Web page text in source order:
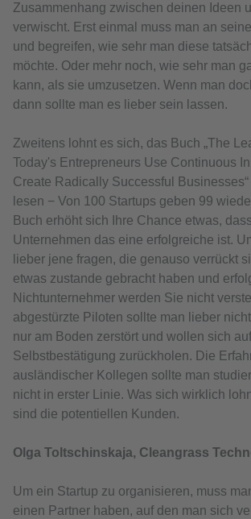
Zusammenhang zwischen deinen Ideen
verwischt. Erst einmal muss man an
und begreifen, wie sehr man diese
möchte. Oder mehr noch, wie sehr man
kann, als sie umzusetzen. Wenn man
dann sollte man es lieber sein lassen.
Zweitens lohnt es sich, das Buch „The
Today's Entrepreneurs Use Continuous
Create Radically Successful
lesen − Von 100 Startups geben 99
Buch erhöht sich Ihre Chance etwas,
Unternehmen das eine erfolgreiche ist.
lieber jene fragen, die genauso verrückt
etwas zustande gebracht haben und
Nichtunternehmer werden Sie nicht
abgestürzte Piloten sollte man lieber
nur am Boden zerstört und wollen sich
Selbstbestätigung zurückholen. Die
ausländischer Kollegen sollte man
nicht in erster Linie. Was sich wirklich
sind die potentiellen Kunden.
Olga Toltschinskaja, Cleangrass
Um ein Startup zu organisieren, muss
einen Partner haben, auf den man sich